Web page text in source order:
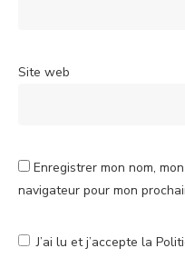
Site web
Enregistrer mon nom,
navigateur pour mon
J’ai lu et j’accepte la